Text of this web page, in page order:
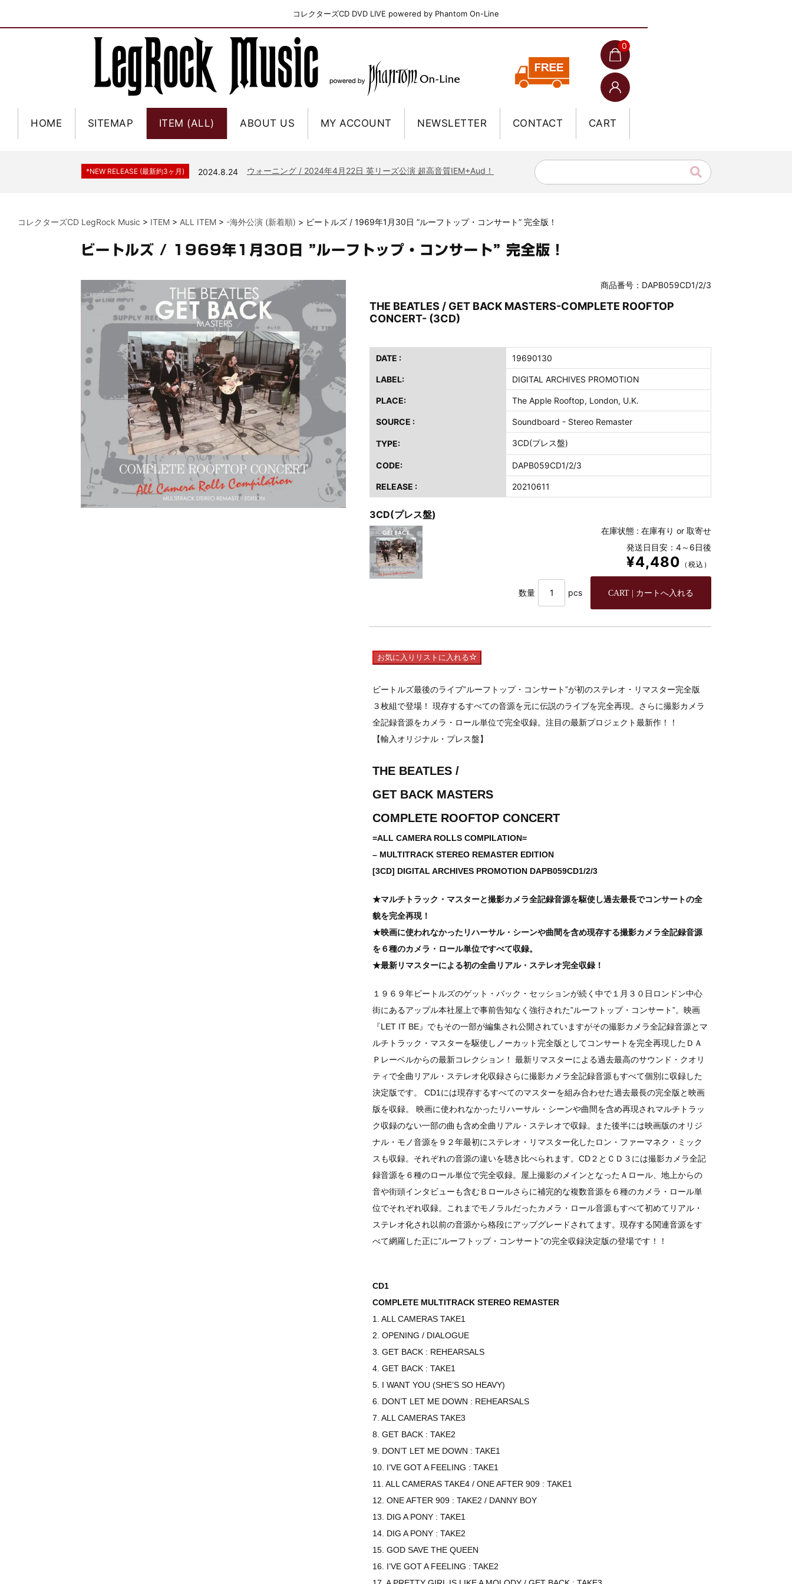
コレクターズCD DVD LIVE powered by Phantom On-Line
0
HOME SITEMAP ITEM (ALL) ABOUT US MY ACCOUNT NEWSLETTER CONTACT CART
*NEW RELEASE (最新約3ヶ月) 2024.6.9 ジャーニー / 1979年5月8+9日 コロラド州 2公演 SBD 完全収録！
*NEW RELEASE (最新約3ヶ月) 2024.8.24 ウォーニング / 2024年4月22日 英リーズ公演 超高音質IEM+Aud！
スコーピオンズ / 2024年6月15日 リスボン公演 FHD 完全収録！
*NEW RELEASE (最新約3ヶ月) 2024.6.20 マネスキン / 2024年6月9日 ドイツ ROCK AM RING 公演 FHD 完全収録！
2024.6.9
*NEW RELEASE (最新約3ヶ月) 2024.6.9 ユーライア・ヒープ / 2023年8月3日 ドイツ W.O.A. 公演 FHD 完全収録！
*NEW RELEASE (最新約3ヶ月) 2024.6.9 ジャーニー / 1979年5月8+9日 コロラド州 2公演 SBD 完全収録！
*NEW RELEASE (最新約3ヶ月) 2024.11.9 NGHFB / 2024年7月28日 フジロック’24公演 超高音質AI-SBD！
*NEW RELEASE (最新約3ヶ月) 2024.8.24 ウォーニング / 2024年4月22日 英リーズ公演 超高音質IEM+Aud！
*NEW RELEASE (最新約3ヶ月) 2024.6.24 ビリー・ジョエル / 2024年3月24日 100Aniv. 米M.S.G公演 完全収録！
*NEW RELEASE (最新約3ヶ月)
2024.6.24
リアム・ギャラガー / 2024年6月3日 カーディフ公演 IEM/AUD 完全収録！
*NEW RELEASE (最新約3ヶ月) 2024.6.24 スコーピオンズ / 2024年6月15日 リスボン公演 FHD 完全収録！
*NEW RELEASE (最新約3ヶ月) 2024.6.20 マネスキン / 2024年6月9日 ドイツ ROCK AM RING 公演 FHD 完全収録！
*NEW RELEASE (最新約3ヶ月) 2024.6.9 リアム・ギャラガー / 2024年6月1日 英国シェフィールド公演 完全収録！
*NEW RELEASE (最新約3ヶ月) 2024.6.9 メガデス / 2023年8月4日 ドイツ W.O.A. 公演 FHD 完全収録！
*NEW RELEASE (最新約3ヶ月) 2024.6.9 ユーライア・ヒープ / 2023年8月3日 ドイツ W.O.A. 公演 FHD 完全収録！
*NEW RELEASE (最新約3ヶ月) 2024.6.9 ジャーニー / 1979年5月8+9日 コロラド州 2公演 SBD 完全収録！
コレクターズCD LegRock Music > ITEM > ALL ITEM > -海外公演 (新着順) > ビートルズ / 1969年1月30日 ”ルーフトップ・コンサート” 完全版！
ビートルズ / 1969年1月30日 ”ルーフトップ・コンサート” 完全版！
商品番号：DAPB059CD1/2/3
THE BEATLES / GET BACK MASTERS-COMPLETE ROOFTOP
CONCERT- (3CD)
DATE : 19690130
LABEL: DIGITAL ARCHIVES PROMOTION
PLACE: The Apple Rooftop, London, U.K.
SOURCE : Soundboard - Stereo Remaster
TYPE: 3CD(プレス盤)
CODE: DAPB059CD1/2/3
RELEASE : 20210611
3CD(プレス盤)
在庫状態 : 在庫有り or 取寄せ
発送日目安：4～6日後
¥4,480 （税込）
数量 pcs
お気に入りリストに入れる
ビートルズ最後のライブ”ルーフトップ・コンサート”が初のステレオ・リマスター完全版
３枚組で登場！ 現存するすべての音源を元に伝説のライブを完全再現。さらに撮影カメラ
全記録音源をカメラ・ロール単位で完全収録。注目の最新プロジェクト最新作！！
【輸入オリジナル・プレス盤】
THE BEATLES/
GET BACK MASTERS
COMPLETE ROOFTOP CONCERT
=ALL CAMERA ROLLS COMPILATION=
– MULTITRACK STEREO REMASTER EDITION
[3CD] DIGITAL ARCHIVES PROMOTION DAPB059CD1/2/3
★マルチトラック・マスターと撮影カメラ全記録音源を駆使し過去最長でコンサートの全
貌を完全再現！
★映画に使われなかったリハーサル・シーンや曲間を含め現存する撮影カメラ全記録音源
を６種のカメラ・ロール単位ですべて収録。
★最新リマスターによる初の全曲リアル・ステレオ完全収録！
１９６９年ビートルズのゲット・バック・セッションが続く中で１月３０日ロンドン中心
街にあるアップル本社屋上で事前告知なく強行された”ルーフトップ・コンサート”。映画
『LET IT BE』でもその一部が編集され公開されていますがその撮影カメラ全記録音源とマ
ルチトラック・マスターを駆使しノーカット完全版としてコンサートを完全再現したＤＡ
Ｐレーベルからの最新コレクション！ 最新リマスターによる過去最高のサウンド・クオリ
ティで全曲リアル・ステレオ化収録さらに撮影カメラ全記録音源もすべて個別に収録した
決定版です。 CD1には現存するすべてのマスターを組み合わせた過去最長の完全版と映画
版を収録。 映画に使われなかったリハーサル・シーンや曲間を含め再現されマルチトラッ
ク収録のない一部の曲も含め全曲リアル・ステレオで収録。また後半には映画版のオリジ
ナル・モノ音源を９２年最初にステレオ・リマスター化したロン・ファーマネク・ミック
スも収録。それぞれの音源の違いを聴き比べられます。CD２とＣＤ３には撮影カメラ全記
録音源を６種のロール単位で完全収録。屋上撮影のメインとなったＡロール、地上からの
音や街頭インタビューも含むＢロールさらに補完的な複数音源を６種のカメラ・ロール単
位でそれぞれ収録。これまでモノラルだったカメラ・ロール音源もすべて初めてリアル・
ステレオ化され以前の音源から格段にアップグレードされてます。現存する関連音源をす
べて網羅した正に”ルーフトップ・コンサート”の完全収録決定版の登場です！！
CD1
COMPLETE MULTITRACK STEREO REMASTER
1. ALL CAMERAS TAKE1
2. OPENING / DIALOGUE
3. GET BACK : REHEARSALS
4. GET BACK : TAKE1
5. I WANT YOU (SHE’S SO HEAVY)
6. DON’T LET ME DOWN : REHEARSALS
7. ALL CAMERAS TAKE3
8. GET BACK : TAKE2
9. DON’T LET ME DOWN : TAKE1
10. I’VE GOT A FEELING : TAKE1
11. ALL CAMERAS TAKE4 / ONE AFTER 909 : TAKE1
12. ONE AFTER 909 : TAKE2 / DANNY BOY
13. DIG A PONY : TAKE1
14. DIG A PONY : TAKE2
15. GOD SAVE THE QUEEN
16. I’VE GOT A FEELING : TAKE2